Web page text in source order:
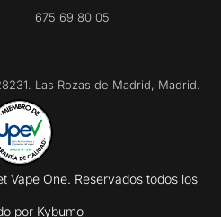
675 69 80 05
Las Rozas de Madrid, Madrid.
One. Reservados todos los
por Kybumo